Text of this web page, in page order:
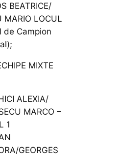
BEATRICE/
MARIO LOCUL
de Campion
MIXTE
ALEXIA/
MARCO –
1
GEORGES